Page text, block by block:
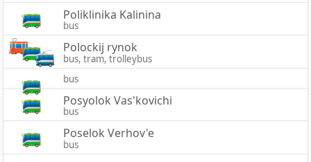
Poliklinika Kalinina
bus
Polockij rynok
bus, tram, trolleybus
bus
Posyolok Vas'kovichi
bus
Poselok Verhov'e
bus